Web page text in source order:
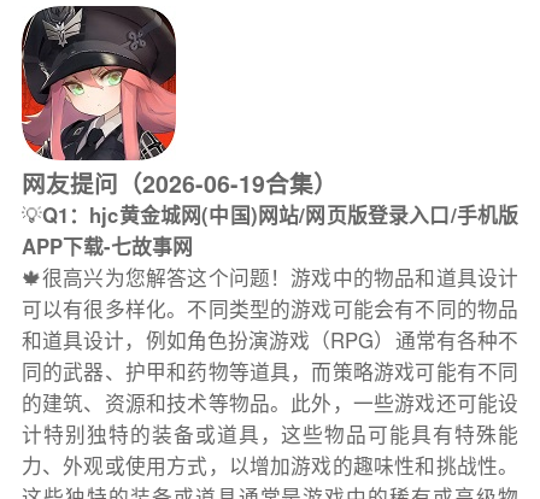
网友提问（2026-06-19合集）
💡Q1：hjc黄金城网(中国)网站/网页版登录入口/手机版
APP下载-七故事网
🍁很高兴为您解答这个问题！游戏中的物品和道具设计
可以有很多样化。不同类型的游戏可能会有不同的物品
和道具设计，例如角色扮演游戏（RPG）通常有各种不
同的武器、护甲和药物等道具，而策略游戏可能有不同
的建筑、资源和技术等物品。此外，一些游戏还可能设
计特别独特的装备或道具，这些物品可能具有特殊能
力、外观或使用方式，以增加游戏的趣味性和挑战性。